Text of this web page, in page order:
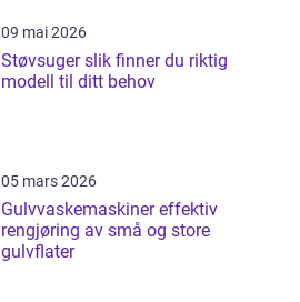
09 mai 2026
Støvsuger slik finner du riktig
modell til ditt behov
05 mars 2026
Gulvvaskemaskiner effektiv
rengjøring av små og store
gulvflater